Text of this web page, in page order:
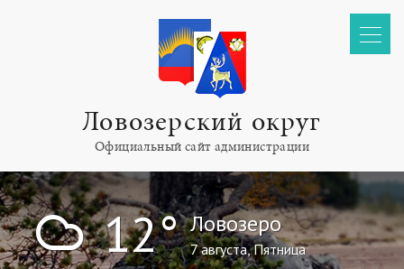
Ловозерский округ
Официальный сайт администрации
! 12° Ловозеро
7 августа, Пятница